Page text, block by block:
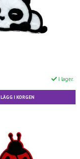
I lager.